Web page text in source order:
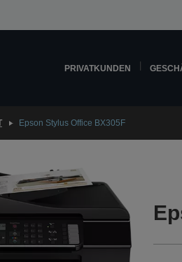
PRIVATKUNDEN
Epson Stylus Office BX305F